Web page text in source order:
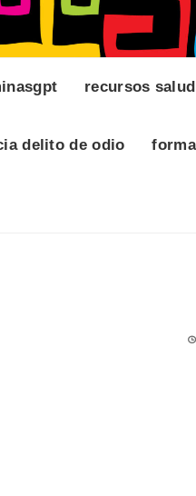
recursos
delito de odio